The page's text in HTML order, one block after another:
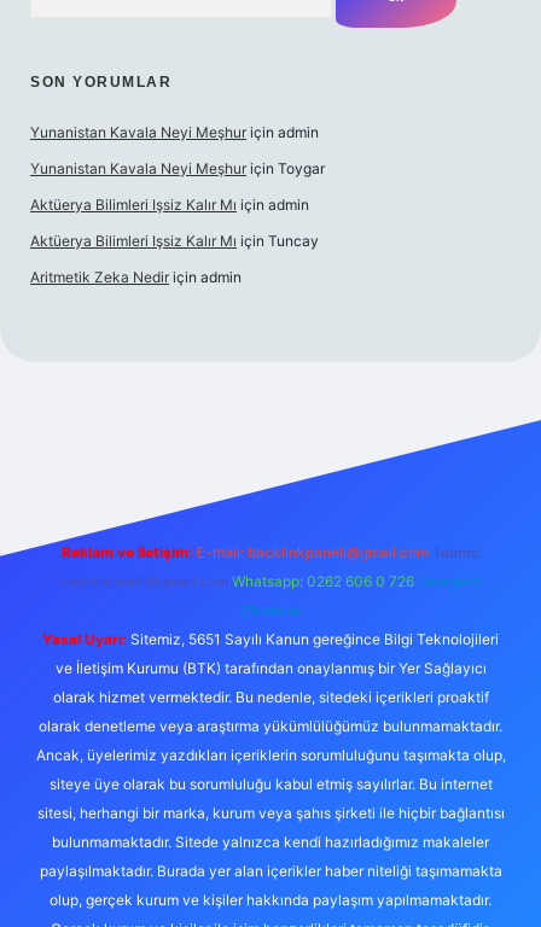
SON YORUMLAR
Yunanistan Kavala Neyi Meşhur için admin
Yunanistan Kavala Neyi Meşhur için Toygar
Aktüerya Bilimleri Işsiz Kalır Mı için admin
Aktüerya Bilimleri Işsiz Kalır Mı için Tuncay
Aritmetik Zeka Nedir için admin
Reklam ve İletişim: E-mail: backlinkpaneli@gmail.com Teams:
forumhizmeti@gmail.com Whatsapp: 0262 606 0 726 Telegram:
@karabul
Yasal Uyarı: Sitemiz, 5651 Sayılı Kanun gereğince Bilgi Teknolojileri
ve İletişim Kurumu (BTK) tarafından onaylanmış bir Yer Sağlayıcı
olarak hizmet vermektedir. Bu nedenle, sitedeki içerikleri proaktif
olarak denetleme veya araştırma yükümlülüğümüz bulunmamaktadır.
Ancak, üyelerimiz yazdıkları içeriklerin sorumluluğunu taşımakta olup,
siteye üye olarak bu sorumluluğu kabul etmiş sayılırlar. Bu internet
sitesi, herhangi bir marka, kurum veya şahıs şirketi ile hiçbir bağlantısı
bulunmamaktadır. Sitede yalnızca kendi hazırladığımız makaleler
paylaşılmaktadır. Burada yer alan içerikler haber niteliği taşımamakta
olup, gerçek kurum ve kişiler hakkında paylaşım yapılmamaktadır.